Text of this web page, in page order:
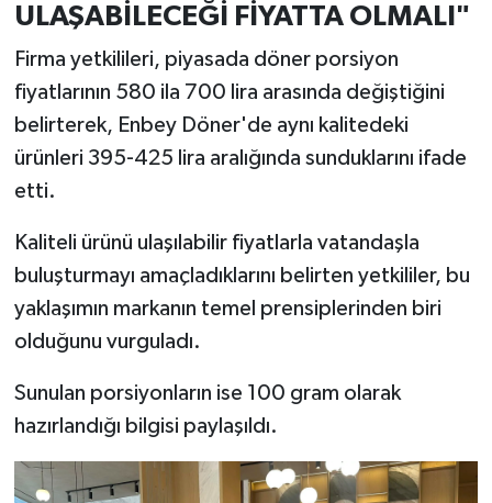
ULAŞABİLECEĞİ FİYATTA OLMALI"
Firma yetkilileri, piyasada döner porsiyon
fiyatlarının 580 ila 700 lira arasında değiştiğini
belirterek, Enbey Döner'de aynı kalitedeki
ürünleri 395-425 lira aralığında sunduklarını ifade
etti.
Kaliteli ürünü ulaşılabilir fiyatlarla vatandaşla
buluşturmayı amaçladıklarını belirten yetkililer, bu
yaklaşımın markanın temel prensiplerinden biri
olduğunu vurguladı.
Sunulan porsiyonların ise 100 gram olarak
hazırlandığı bilgisi paylaşıldı.